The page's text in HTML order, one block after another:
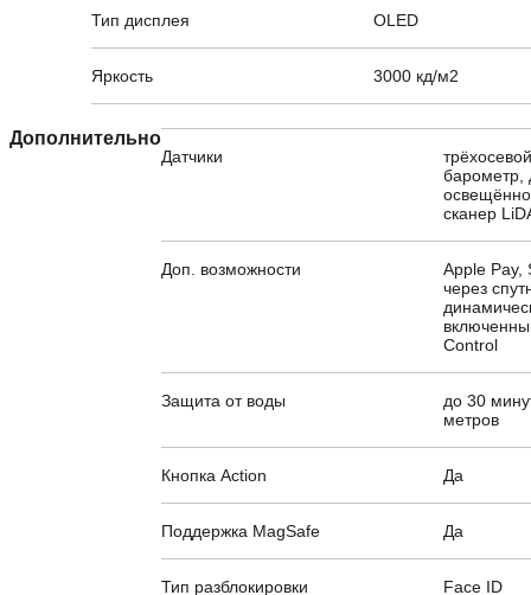
Тип дисплея OLED
Яркость 3000 кд/м2
Дополнительно
Датчики
барометр,
сканер
Доп. возможности
Apple Pay,
через
Control
Защита от воды
до 30
метров
Кнопка Action Да
Поддержка MagSafe Да
Тип разблокировки Face ID